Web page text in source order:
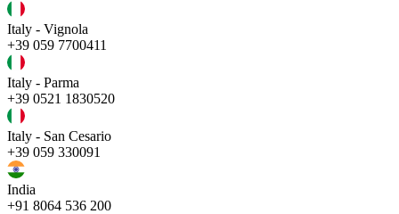
Italy - Vignola
+39 059 7700411
Italy - Parma
+39 0521 1830520
Italy - San Cesario
+39 059 330091
India
+91 8064 536 200